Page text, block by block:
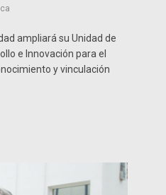
ampliará su Unidad de
e Innovación para el
y vinculación